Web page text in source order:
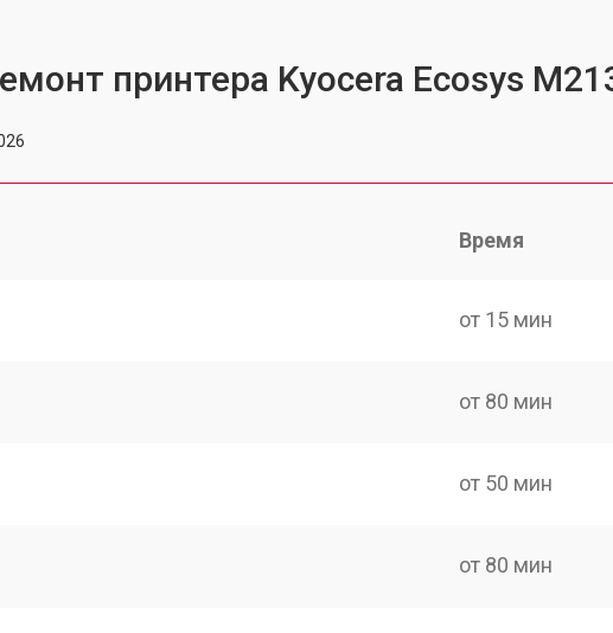
принтера Kyocera Ecosys
Время
от 15 мин
от 80 мин
от 50 мин
от 80 мин